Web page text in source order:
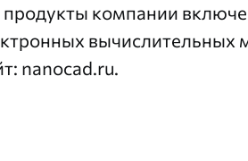
компании
вычислительных
nanocad.ru.